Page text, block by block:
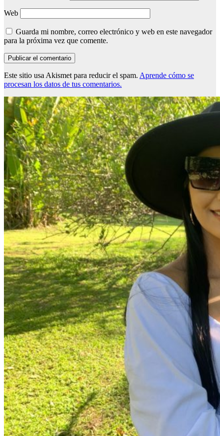
Web
Guarda mi nombre, correo electrónico y web en este navegador
para la próxima vez que comente.
Este sitio usa Akismet para reducir el spam. Aprende cómo se
procesan los datos de tus comentarios.